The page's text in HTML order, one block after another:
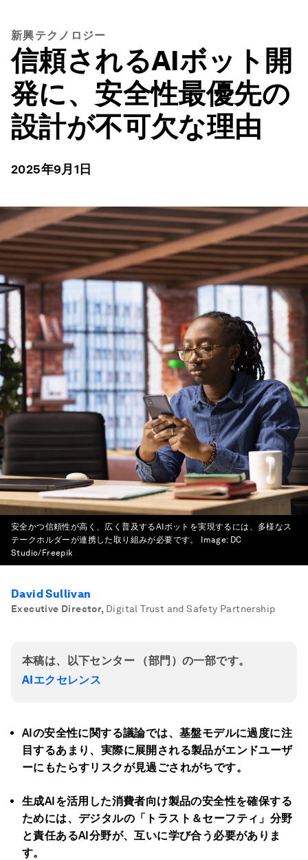
新興テクノロジー
信頼されるAIボット開
発に、安全性最優先の
設計が不可欠な理由
2025年9月1日
安全かつ信頼性が高く、広く普及するAIボットを実現するには、多様なス
テークホルダーが連携した取り組みが必要です。
Image: DC
Studio/Freepik
David Sullivan
Executive Director, Digital Trust and Safety Partnership
本稿は、以下センター （部門）の一部です。
AIエクセレンス
AIの安全性に関する議論では、基盤モデルに過度に注
目するあまり、実際に展開される製品がエンドユーザ
ーにもたらすリスクが見過ごされがちです。
生成AIを活用した消費者向け製品の安全性を確保する
ためには、デジタルの「トラスト＆セーフティ」分野
と責任あるAI分野が、互いに学び合う必要がありま
す。